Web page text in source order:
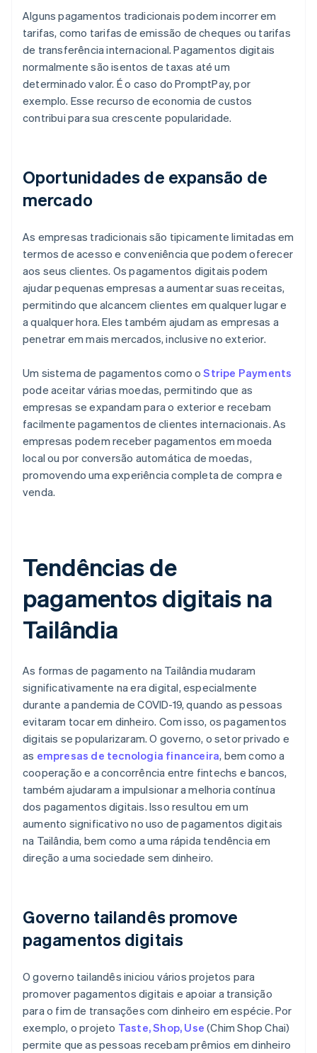
Alguns pagamentos tradicionais podem incorrer em
tarifas, como tarifas de emissão de cheques ou tarifas
de transferência internacional. Pagamentos digitais
normalmente são isentos de taxas até um
determinado valor. É o caso do PromptPay, por
exemplo. Esse recurso de economia de custos
contribui para sua crescente popularidade.
Oportunidades de expansão de
mercado
As empresas tradicionais são tipicamente limitadas em
termos de acesso e conveniência que podem oferecer
aos seus clientes. Os pagamentos digitais podem
ajudar pequenas empresas a aumentar suas receitas,
permitindo que alcancem clientes em qualquer lugar e
a qualquer hora. Eles também ajudam as empresas a
penetrar em mais mercados, inclusive no exterior.
Um sistema de pagamentos como oStripe Payments
pode aceitar várias moedas, permitindo que as
empresas se expandam para o exterior e recebam
facilmente pagamentos de clientes internacionais. As
empresas podem receber pagamentos em moeda
local ou por conversão automática de moedas,
promovendo uma experiência completa de compra e
venda.
Tendências de
pagamentos digitais na
Tailândia
As formas de pagamento na Tailândia mudaram
significativamente na era digital, especialmente
durante a pandemia de COVID-19, quando as pessoas
evitaram tocar em dinheiro. Com isso, os pagamentos
digitais se popularizaram. O governo, o setor privado e
as empresas de tecnologia financeira, bem como a
cooperação e a concorrência entre fintechs e bancos,
também ajudaram a impulsionar a melhoria contínua
dos pagamentos digitais. Isso resultou em um
aumento significativo no uso de pagamentos digitais
na Tailândia, bem como a uma rápida tendência em
direção a uma sociedade sem dinheiro.
Governo tailandês promove
pagamentos digitais
O governo tailandês iniciou vários projetos para
promover pagamentos digitais e apoiar a transição
para o fim de transações com dinheiro em espécie. Por
exemplo, o projeto Taste, Shop, Use (Chim Shop Chai)
permite que as pessoas recebam prêmios em dinheiro